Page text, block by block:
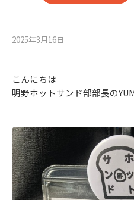
2025年3月16⽇
こんにちは
明野ホットサンド部部長の